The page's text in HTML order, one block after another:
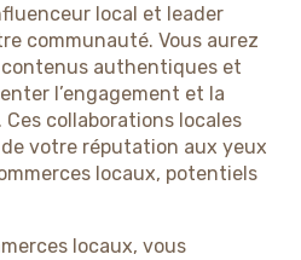
local et leader
communauté. Vous aurez
authentiques et
l’engagement et la
collaborations locales
votre réputation aux yeux
locaux, potentiels
locaux, vous